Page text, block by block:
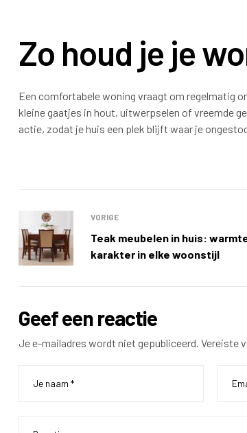
Zo houd je je
Een comfortabele woning vraagt om regelmatig
kleine gaatjes in hout, uitwerpselen of vreemde
actie, zodat je huis een plek blijft waar je
VORIGE
Teak meubelen in huis:
karakter in elke woonstijl
Geef een reactie
Je e-mailadres wordt niet gepubliceerd. Vereiste